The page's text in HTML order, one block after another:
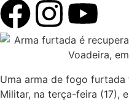
Uma arma de fogo
Militar, na terça-feira (17),